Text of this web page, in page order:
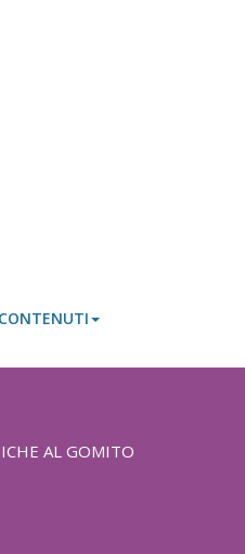
CONTENUTI
AL GOMITO